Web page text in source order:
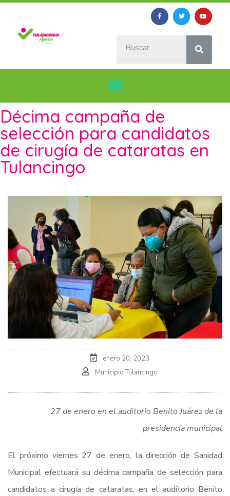
Décima campaña de
selección para candidatos
de cirugía de cataratas en
Tulancingo
enero 20, 2023
Municipio Tulancingo
27 de enero en el auditorio Benito Juárez de la
presidencia municipal
El próximo viernes 27 de enero, la dirección de Sanidad
Municipal efectuará su décima campaña de selección para
candidatos a cirugía de cataratas, en el auditorio Benito